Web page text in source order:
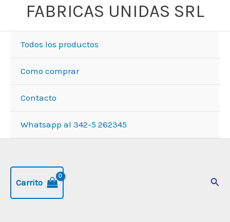
FABRICAS UNIDAS SRL
Todos los productos
Como comprar
Contacto
Whatsapp al 342-5 262345
Carrito